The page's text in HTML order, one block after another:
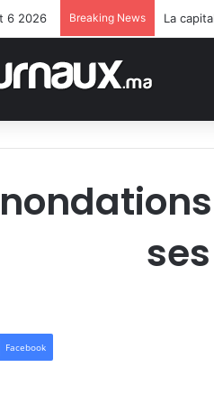
6 2026 Breaking News
Facebook